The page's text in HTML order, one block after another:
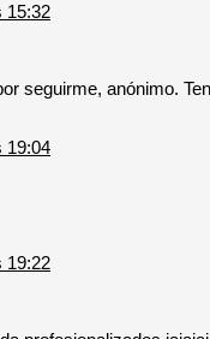
15:32
seguirme, anónimo.
19:04
19:22